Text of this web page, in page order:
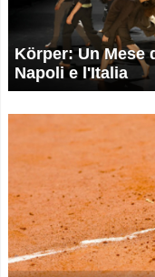
Körper: Un Mese
Napoli e l'Italia